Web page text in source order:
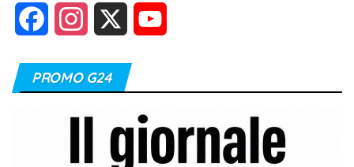
c s
t
u
PROMO G24